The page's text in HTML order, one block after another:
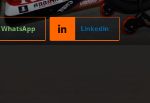
WhatsApp Linkedin